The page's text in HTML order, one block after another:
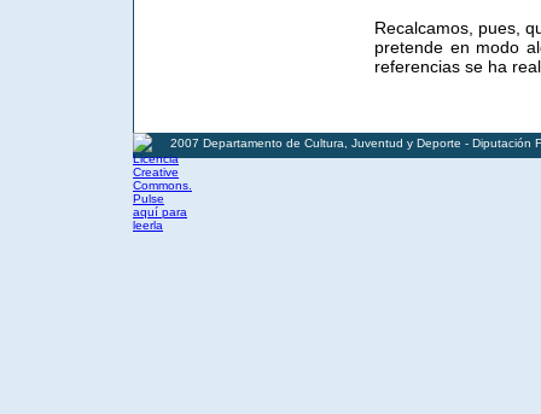
Recalcamos, pues,
pretende en modo
referencias se ha
2007 Departamento de Cultura, Juventud y Deporte - Diputación